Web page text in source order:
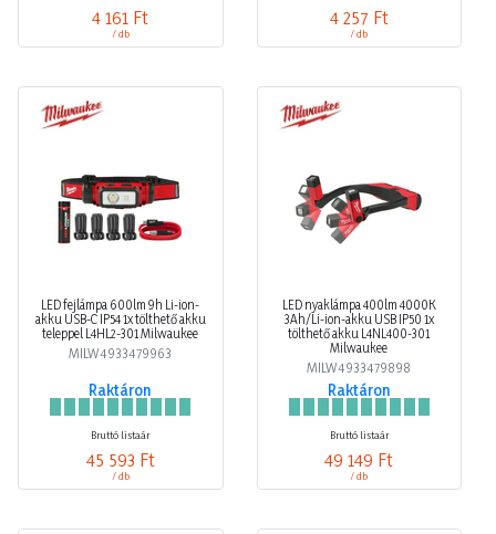
4 161 Ft
/ db
4 257 Ft
/ db
LED fejlámpa 600lm 9h Li-ion-
akku USB-C IP54 1x tölthető akku
teleppel L4HL2-301 Milwaukee
MILW4933479963
Raktáron
Bruttó listaár
45 593 Ft
/ db
LED nyaklámpa 400lm 4000K
3Ah/Li-ion-akku USB IP50 1x
tölthető akku L4NL400-301
Milwaukee
MILW4933479898
Raktáron
Bruttó listaár
49 149 Ft
/ db